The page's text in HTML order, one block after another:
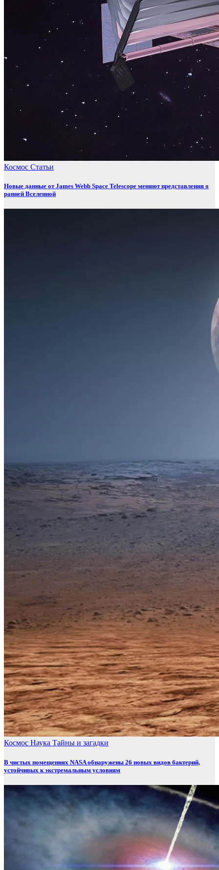
Космос Статьи
Новые данные от James Webb Space Telescope меняют представления о
ранней Вселенной
Космос Наука Тайны и загадки
В чистых помещениях NASA обнаружены 26 новых видов бактерий,
устойчивых к экстремальным условиям